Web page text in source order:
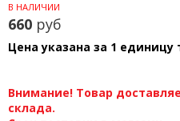
В НАЛИЧИИ
660 руб
Цена указана за 1 единицу
Внимание! Товар
склада.